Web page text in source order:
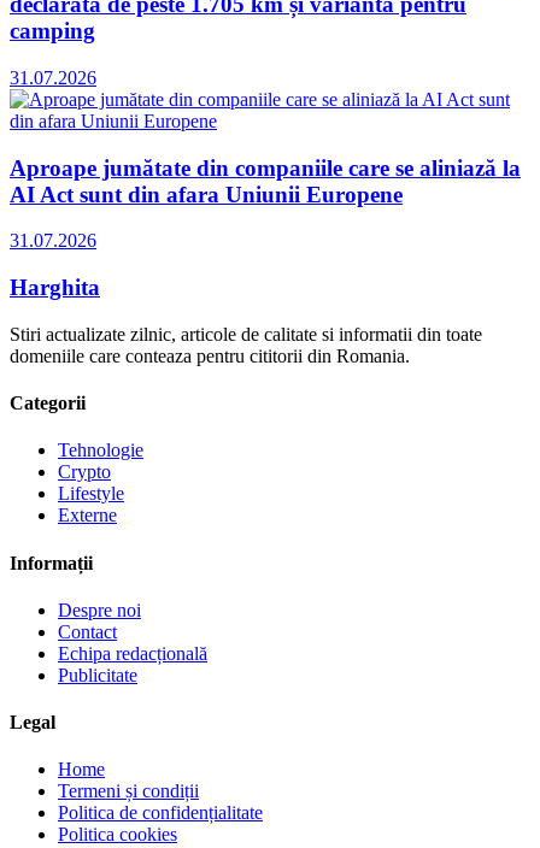
camping
31.07.2026
Aproape jumătate din companiile care se aliniază la
AI Act sunt din afara Uniunii Europene
31.07.2026
Harghita
Stiri actualizate zilnic, articole de calitate si informatii din toate
domeniile care conteaza pentru cititorii din Romania.
Categorii
Tehnologie
Crypto
Lifestyle
Externe
Informații
Despre noi
Contact
Echipa redacțională
Publicitate
Legal
Home
Termeni și condiții
Politica de confidențialitate
Politica cookies